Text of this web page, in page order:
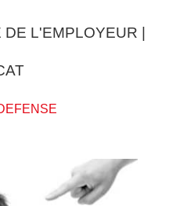
L'EMPLOYEUR |